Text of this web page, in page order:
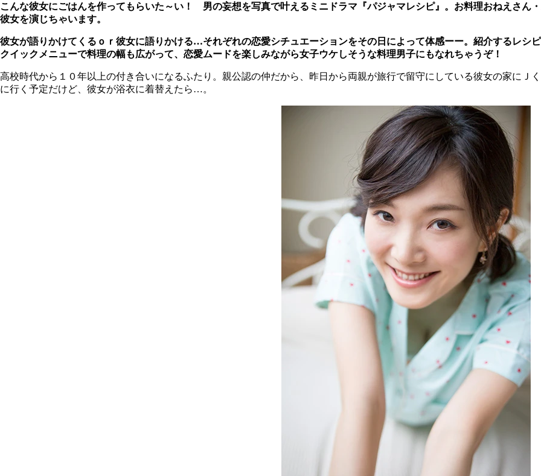
こんな彼女にごはんを作ってもらいた～い！ 男の妄想を写真で叶えるミニドラマ『パジャマレシピ』。お料理おねえさん・
彼女を演じちゃいます。
彼女が語りかけてくるｏｒ彼女に語りかける…それぞれの恋愛シチュエーションをその日によって体感ーー。紹介するレシ
クイックメニューで料理の幅も広がって、恋愛ムードを楽しみながら女子ウケしそうな料理男子にもなれちゃうぞ！
高校時代から１０年以上の付き合いになるふたり。親公認の仲だから、昨日から両親が旅行で留守にしている彼女の家にＪ
に行く予定だけど、彼女が浴衣に着替えたら…。